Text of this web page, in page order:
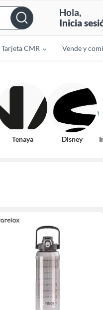
Hola,
Inicia
Tarjeta CMR Vende y
Tenaya Disney